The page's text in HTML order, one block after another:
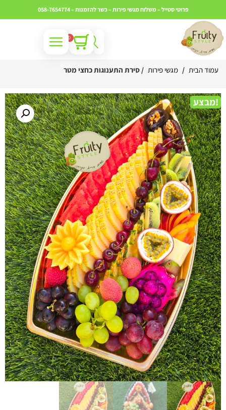
פרוטי סטייל – משלוח מגשי פירות – כשרלהזמנות – 058-7654774
0
עמוד הבית / מגשי פירות / סירת התענוגות כחצי מטר